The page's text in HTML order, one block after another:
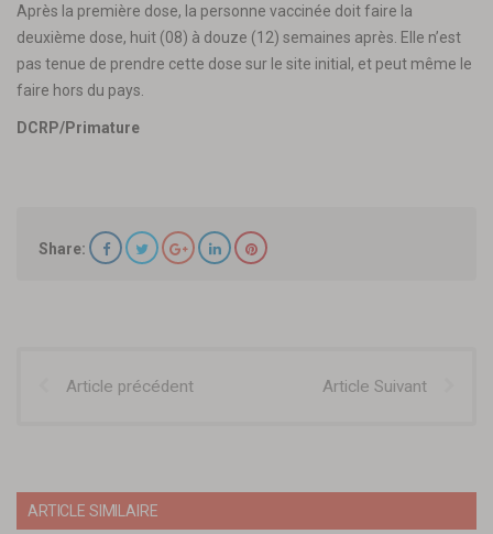
Après la première dose, la personne vaccinée doit faire la
deuxième dose, huit (08) à douze (12) semaines après. Elle n’est
pas tenue de prendre cette dose sur le site initial, et peut même le
faire hors du pays.
DCRP/Primature
Share:
Article précédent Article Suivant
ARTICLE SIMILAIRE